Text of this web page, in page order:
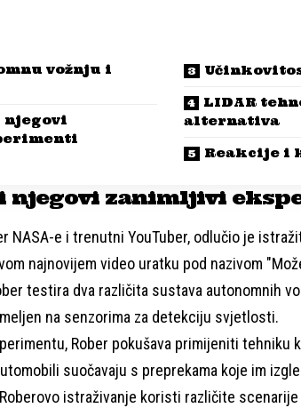
vožnju i
njegovi
LIDAR
alternativa
Reakcije i
njegovi zanimljivi
NASA-e i trenutni YouTuber, odlučio je
najnovijem video uratku pod nazivom
testira dva različita sustava autonomnih
na senzorima za detekciju svjetlosti.
Rober pokušava primijeniti tehniku
suočavaju s preprekama koje im
istraživanje koristi različite